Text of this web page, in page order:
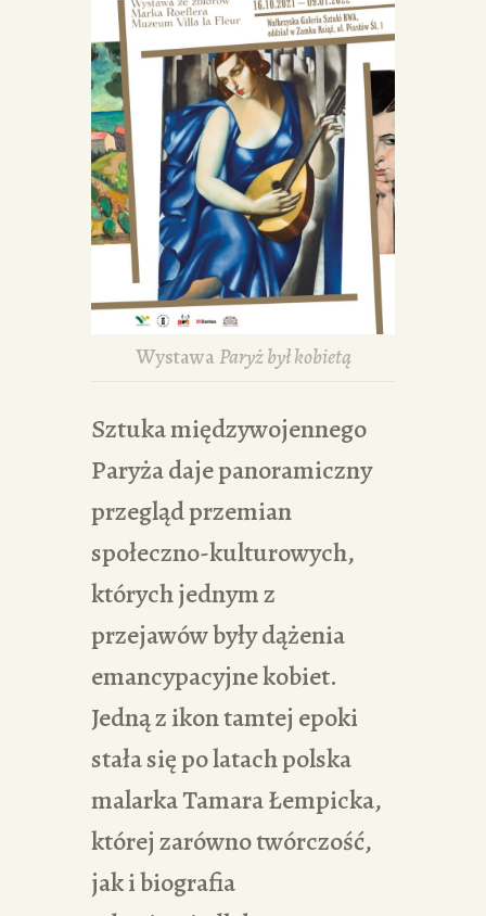
WystawaParyż był kobietą
Sztuka międzywojennego
Paryża daje panoramiczny
przegląd przemian
społeczno-kulturowych,
których jednym z
przejawów były dążenia
emancypacyjne kobiet.
Jedną z ikon tamtej epoki
stała się po latach polska
malarka Tamara Łempicka,
której zarówno twórczość,
jak i biografia